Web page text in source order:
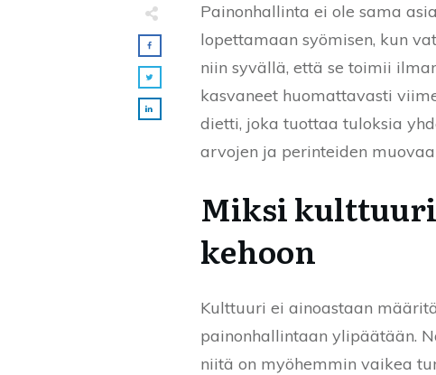
Painonhallinta ei ole sama
lopettamaan syömisen, kun
niin syvällä, että se toimii
kasvaneet huomattavasti
dietti, joka tuottaa tuloksia
arvojen ja perinteiden
Miksi kulttuuri
kehoon
Kulttuuri ei ainoastaan
painonhallintaan ylipäätään.
niitä on myöhemmin vaikea